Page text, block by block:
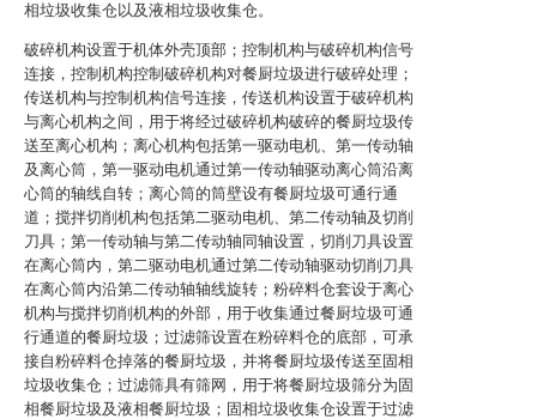
相垃圾收集仓以及液相垃圾收集仓。
破碎机构设置于机体外壳顶部；控制机构与破碎机构信号
连接，控制机构控制破碎机构对餐厨垃圾进行破碎处理；
传送机构与控制机构信号连接，传送机构设置于破碎机构
与离心机构之间，用于将经过破碎机构破碎的餐厨垃圾传
送至离心机构；离心机构包括第一驱动电机、第一传动轴
及离心筒，第一驱动电机通过第一传动轴驱动离心筒沿离
心筒的轴线自转；离心筒的筒壁设有餐厨垃圾可通行通
道；搅拌切削机构包括第二驱动电机、第二传动轴及切削
刀具；第一传动轴与第二传动轴同轴设置，切削刀具设置
在离心筒内，第二驱动电机通过第二传动轴驱动切削刀具
在离心筒内沿第二传动轴轴线旋转；粉碎料仓套设于离心
机构与搅拌切削机构的外部，用于收集通过餐厨垃圾可通
行通道的餐厨垃圾；过滤筛设置在粉碎料仓的底部，可承
接自粉碎料仓掉落的餐厨垃圾，并将餐厨垃圾传送至固相
垃圾收集仓；过滤筛具有筛网，用于将餐厨垃圾筛分为固
相餐厨垃圾及液相餐厨垃圾；固相垃圾收集仓设置于过滤